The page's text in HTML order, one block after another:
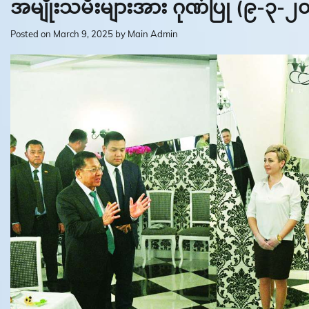
အမျိုးသမီးများအား ဂုဏ်ပြု (၉-၃-၂
Posted on March 9, 2025 by Main Admin